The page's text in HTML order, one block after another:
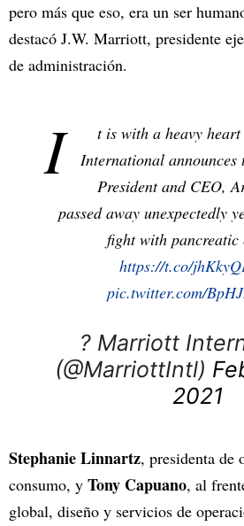
pero más que eso, era un ser
destacó J.W. Marriott, presidente
de administración.
I
t is with a heavy
International announces
President and CEO,
passed away unexpectedly
fight with pancreatic
https://t.co/
pic.twitter.com/
? Marriott
(@MarriottIntl)
2021
Stephanie Linnartz, presidenta de
consumo, y Tony Capuano, al
global, diseño y servicios de